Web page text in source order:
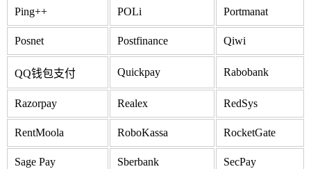
Ping++ POLi Portmanat
Posnet Postfinance Qiwi
QQ钱包支付 Quickpay Rabobank
Razorpay Realex RedSys
RentMoola RoboKassa RocketGate
Sage Pay Sberbank SecPay